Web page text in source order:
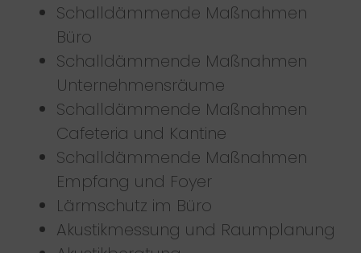
Schalldämmende Maßnahmen
Büro
Schalldämmende Maßnahmen
Unternehmensräume
Schalldämmende Maßnahmen
Cafeteria und Kantine
Schalldämmende Maßnahmen
Empfang und Foyer
Lärmschutz im Büro
Akustikmessung und Raumplanung